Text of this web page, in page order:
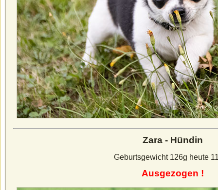
Zara - Hündin
Geburtsgewicht 126g heute
Ausgezogen !